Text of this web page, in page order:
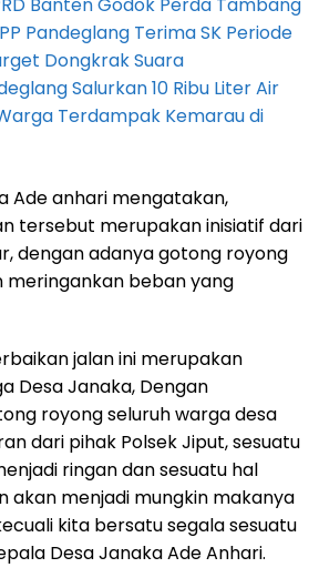
Pandeglang Terima SK Periode
Dongkrak Suara
Salurkan 10 Ribu Liter Air
Terdampak Kemarau di
Ade anhari mengatakan,
tersebut merupakan inisiatif dari
dengan adanya gotong royong
meringankan beban yang
jalan ini merupakan
Desa Janaka, Dengan
royong seluruh warga desa
dari pihak Polsek Jiput, sesuatu
ringan dan sesuatu hal
akan menjadi mungkin makanya
kita bersatu segala sesuatu
Desa Janaka Ade Anhari.